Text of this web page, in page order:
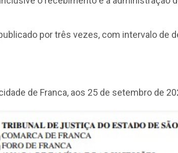
por três vezes, com intervalo de
de Franca, aos 25 de setembro de